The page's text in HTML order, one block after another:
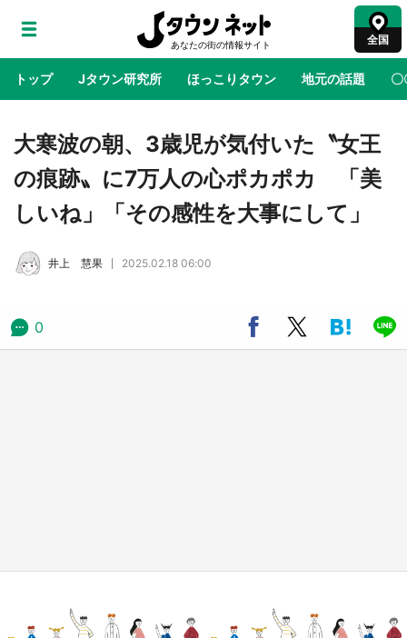
全国
トップ Jタウン研究所 ほっこりタウン 地元の話題 〇
地域×二次元 絶景 あの時はありがとう 物語がはじ
ラプラス・ダークネスが栃木県を征服！？ 県
公式プロモ動画で「聖地」が生産されてます
の「猫猫像」も【8／1～10／26】
大寒波の朝、3歳児が気付いた〝女王
の痕跡〟に7万人の心ポカポカ 「美
しいね」「その感性を大事にして」
井上 慧果 2025.02.18 06:00
0